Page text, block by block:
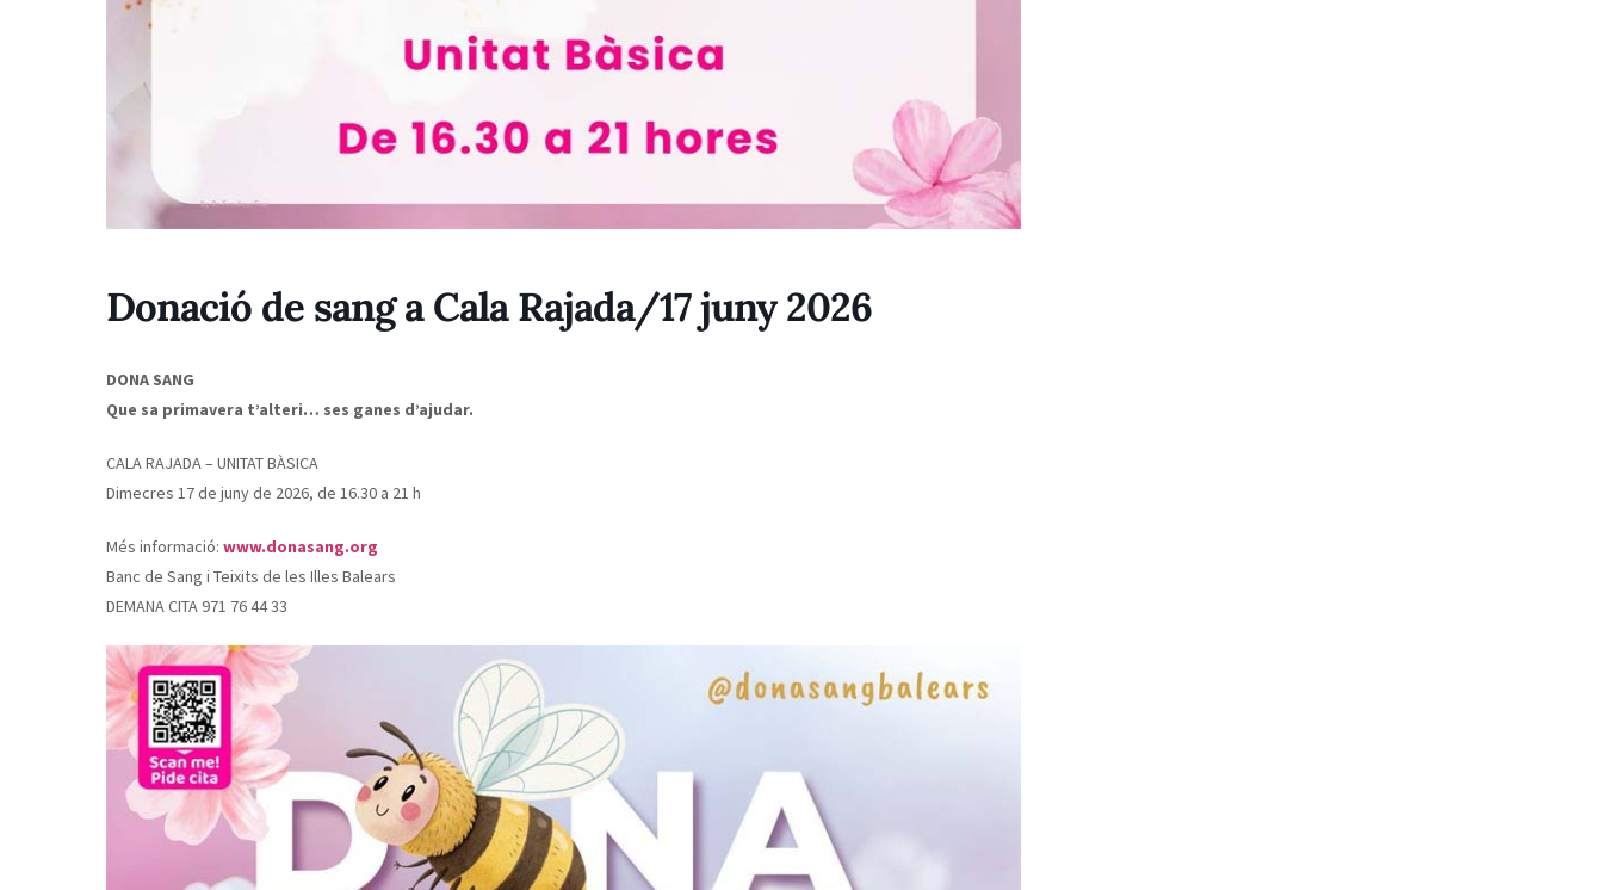
Donació de sang a Cala Rajada/17 juny 2026
DONA SANG
Que sa primavera t’alteri… ses ganes d’ajudar.
CALA RAJADA – UNITAT BÀSICA
Dimecres 17 de juny de 2026, de 16.30 a 21 h
Més informació: www.donasang.org
Banc de Sang i Teixits de les Illes Balears
DEMANA CITA 971 76 44 33